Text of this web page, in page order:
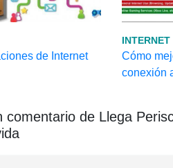
de Internet
INTERNET
Cómo
conexión
comentario de Llega